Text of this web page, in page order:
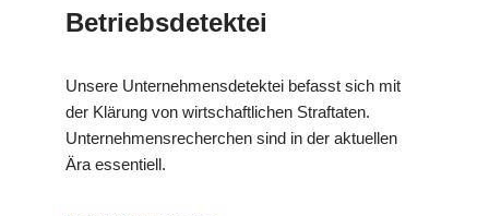
Betriebsdetektei
Unsere Unternehmensdetektei befasst sich mit
der Klärung von wirtschaftlichen Straftaten.
Unternehmensrecherchen sind in der aktuellen
Ära essentiell.